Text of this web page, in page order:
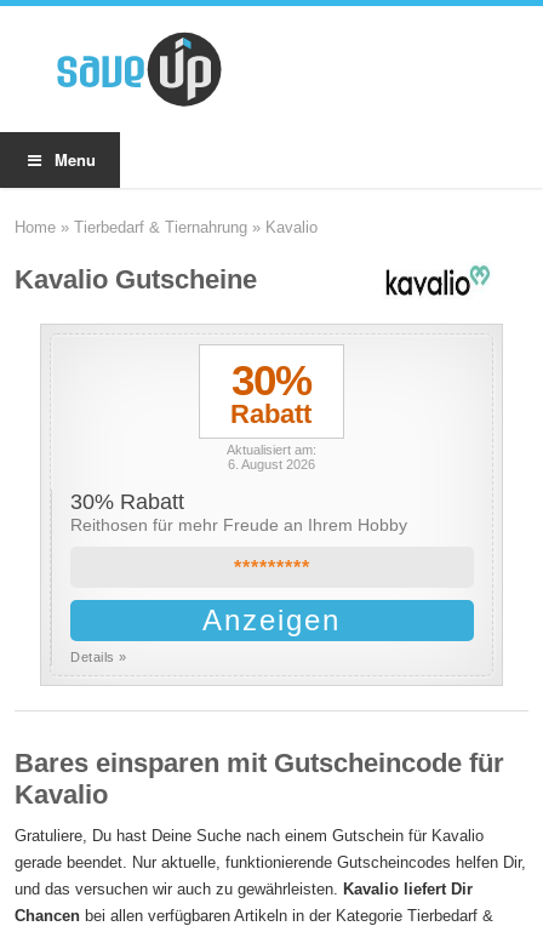
Menu
Home »Tierbedarf & Tiernahrung » Kavalio
Kavalio Gutscheine
30%
Rabatt
Aktualisiert am:
6. August 2026
30% Rabatt
Reithosen für mehr Freude an Ihrem Hobby
*********
Anzeigen
Details »
Bares einsparen mit Gutscheincode für
Kavalio
Gratuliere, Du hast Deine Suche nach einem Gutschein für Kavalio
gerade beendet. Nur aktuelle, funktionierende Gutscheincodes helfen Dir,
und das versuchen wir auch zu gewährleisten. Kavalio liefert Dir
Chancen bei allen verfügbaren Artikeln in der Kategorie Tierbedarf &